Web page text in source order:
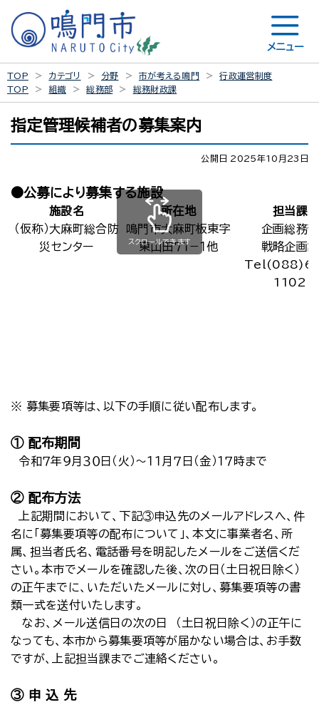
メニュー
TOP カテゴリ 分野 市が考える鳴門
行政運営制度
TOP
組織 総務部 総務財政課
指定管理候補者の募集案内
公開日 2025年10月23日
●公募により募集する施設
施設名 所在地
担当課
（仮称）大麻町総合防
災センター
鳴門市大麻町板東字
東山田７１−１他
企画総務部
戦略企画課
1102
スクロールできます
※ 募集要項等は、以下の手順に従い配布します。
① 配布期間
令和７年９月３０日（火）～１１月７日（金）１７時まで
② 配布方法
上記期間において、下記③申込先のメールアドレスへ、件
名に「募集要項等の配布について」、本文に事業者名、所
属、担当者氏名、電話番号を明記したメールをご送信くだ
さい。本市でメールを確認した後、次の日（土日祝日除く）
の正午までに、いただいたメールに対し、募集要項等の書
類一式を送付いたします。
なお、メール送信日の次の日 （土日祝日除く）の正午に
なっても、本市から募集要項等が届かない場合は、お手数
ですが、上記担当課までご連絡ください。
③ 申 込 先